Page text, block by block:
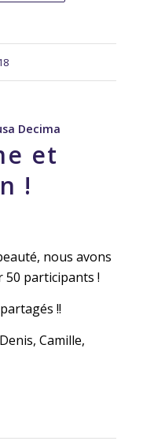
Decima
et
!
nous avons
participants !
!!
Camille,